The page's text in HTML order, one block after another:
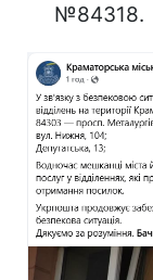
№84318.